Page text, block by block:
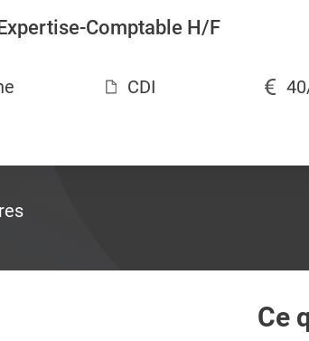
Comptable H/F
CDI
Ce